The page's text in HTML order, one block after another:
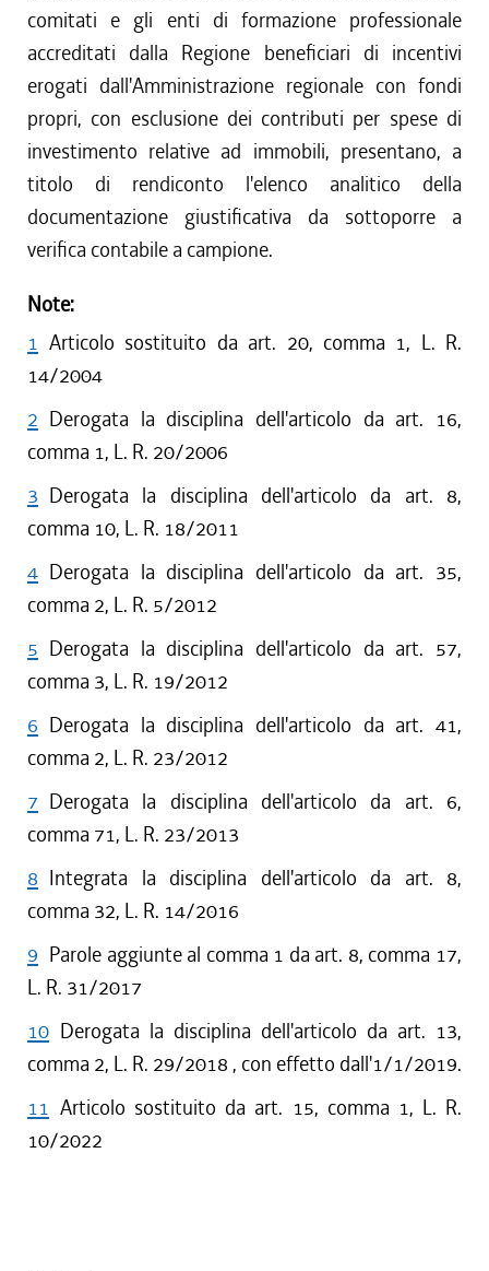
comitati e gli enti di formazione professionale
accreditati dalla Regione beneficiari di incentivi
erogati dall'Amministrazione regionale con fondi
propri, con esclusione dei contributi per spese di
investimento relative ad immobili, presentano, a
titolo di rendiconto l'elenco analitico della
documentazione giustificativa da sottoporre a
verifica contabile a campione.
Note:
1 Articolo sostituito da art. 20, comma 1, L. R.
14/2004
2 Derogata la disciplina dell'articolo da art. 16,
comma 1, L. R. 20/2006
3 Derogata la disciplina dell'articolo da art. 8,
comma 10, L. R. 18/2011
4 Derogata la disciplina dell'articolo da art. 35,
comma 2, L. R. 5/2012
5 Derogata la disciplina dell'articolo da art. 57,
comma 3, L. R. 19/2012
6 Derogata la disciplina dell'articolo da art. 41,
comma 2, L. R. 23/2012
7 Derogata la disciplina dell'articolo da art. 6,
comma 71, L. R. 23/2013
8 Integrata la disciplina dell'articolo da art. 8,
comma 32, L. R. 14/2016
9 Parole aggiunte al comma 1 da art. 8, comma 17,
L. R. 31/2017
10 Derogata la disciplina dell'articolo da art. 13,
comma 2, L. R. 29/2018 , con effetto dall'1/1/2019.
11 Articolo sostituito da art. 15, comma 1, L. R.
10/2022